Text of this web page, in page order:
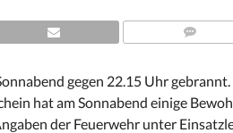
gegen 22.15 Uhr
hat am Sonnabend einige
der Feuerwehr unter